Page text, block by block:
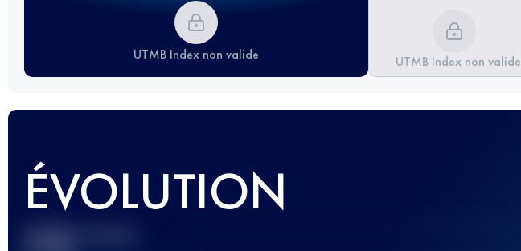
UTMB Index non valide UTMB Index non valide
ÉVOLUTION
Meilleur Score